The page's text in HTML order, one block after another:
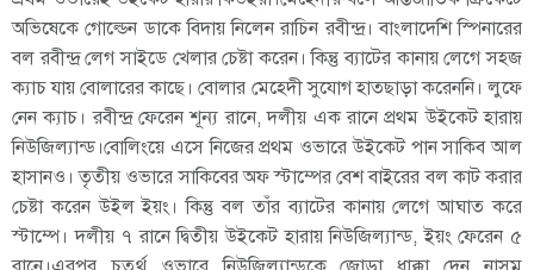
অভিষেকে গোল্ডেন ডাকে বিদায় নিলেন রাচিন রবীন্দ্র। বাংলাদেশি স্পিনারের
বল রবীন্দ্র লেগ সাইডে খেলার চেষ্টা করেন। কিন্তু ব্যাটের কানায় লেগে সহজ
ক্যাচ যায় বোলারের কাছে। বোলার মেহেদী সুযোগ হাতছাড়া করেননি। লুফে
নেন ক্যাচ। রবীন্দ্র ফেরেন শূন্য রানে, দলীয় এক রানে প্রথম উইকেট হারায়
নিউজিল্যান্ড।বোলিংয়ে এসে নিজের প্রথম ওভারে উইকেট পান সাকিব আল
হাসানও। তৃতীয় ওভারে সাকিবের অফ স্টাম্পের বেশ বাইরের বল কাট করার
চেষ্টা করেন উইল ইয়ং। কিন্তু বল তাঁর ব্যাটের কানায় লেগে আঘাত করে
স্টাম্পে। দলীয় ৭ রানে দ্বিতীয় উইকেট হারায় নিউজিল্যান্ড, ইয়ং ফেরেন ৫